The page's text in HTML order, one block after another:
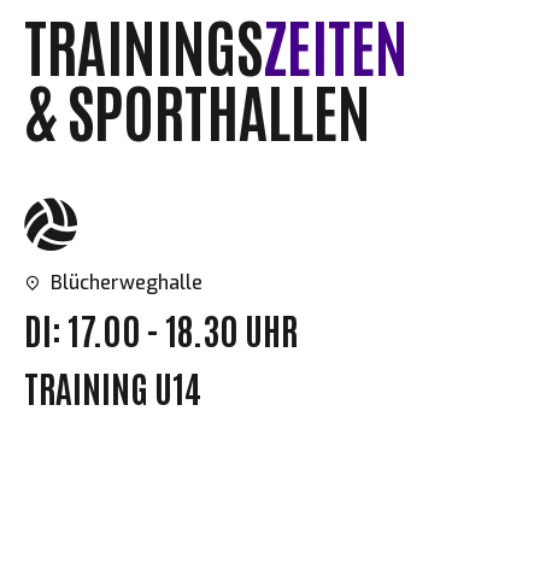
TRAININGSZEITEN
& SPORTHALLEN
Blücherweghalle
DI: 17.00 - 18.30 UHR
TRAINING U14